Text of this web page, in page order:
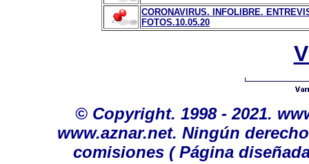
CORONAVIRUS. INFOLIBRE.
FOTOS.10.05.20
© Copyright. 1998 - 2021.
www.aznar.net. Ningún
comisiones ( Página